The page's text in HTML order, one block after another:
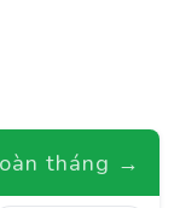
tháng →